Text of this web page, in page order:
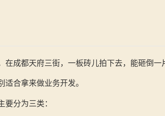
成都天府三街，一板砖儿拍下去，能砸倒一
合拿来做业务开发。
分为三类：